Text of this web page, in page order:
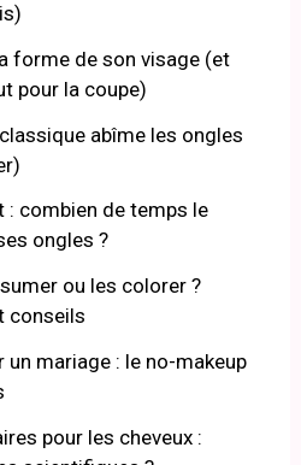
forme de son visage (et
pour la coupe)
abîme les ongles
: combien de temps le
ongles ?
ou les colorer ?
conseils
mariage : le no-makeup
pour les cheveux :